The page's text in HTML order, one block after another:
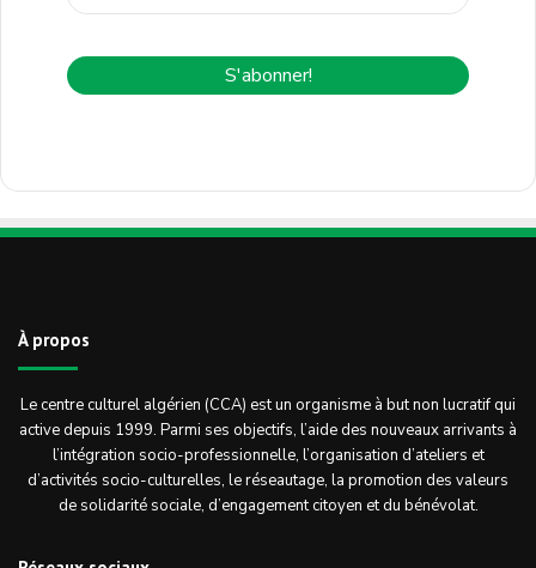
À propos
Le centre culturel algérien (CCA) est un organisme à but non lucratif qui
active depuis 1999. Parmi ses objectifs, l’aide des nouveaux arrivants à
l’intégration socio-professionnelle, l’organisation d’ateliers et
d’activités socio-culturelles, le réseautage, la promotion des valeurs
de solidarité sociale, d’engagement citoyen et du bénévolat.